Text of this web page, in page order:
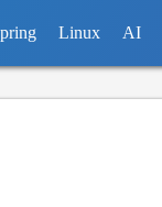
Linux AI